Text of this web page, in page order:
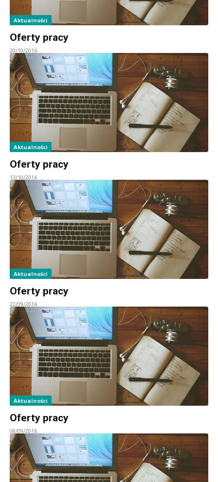
Aktualności
Oferty pracy
20/10/2016
Aktualności
Oferty pracy
13/10/2016
Aktualności
Oferty pracy
22/09/2016
Aktualności
Oferty pracy
08/09/2016